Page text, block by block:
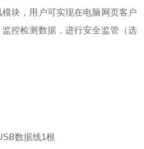
块，用户可实现在电脑网页客户
控检测数据，进行安全监管（选
数据线1根